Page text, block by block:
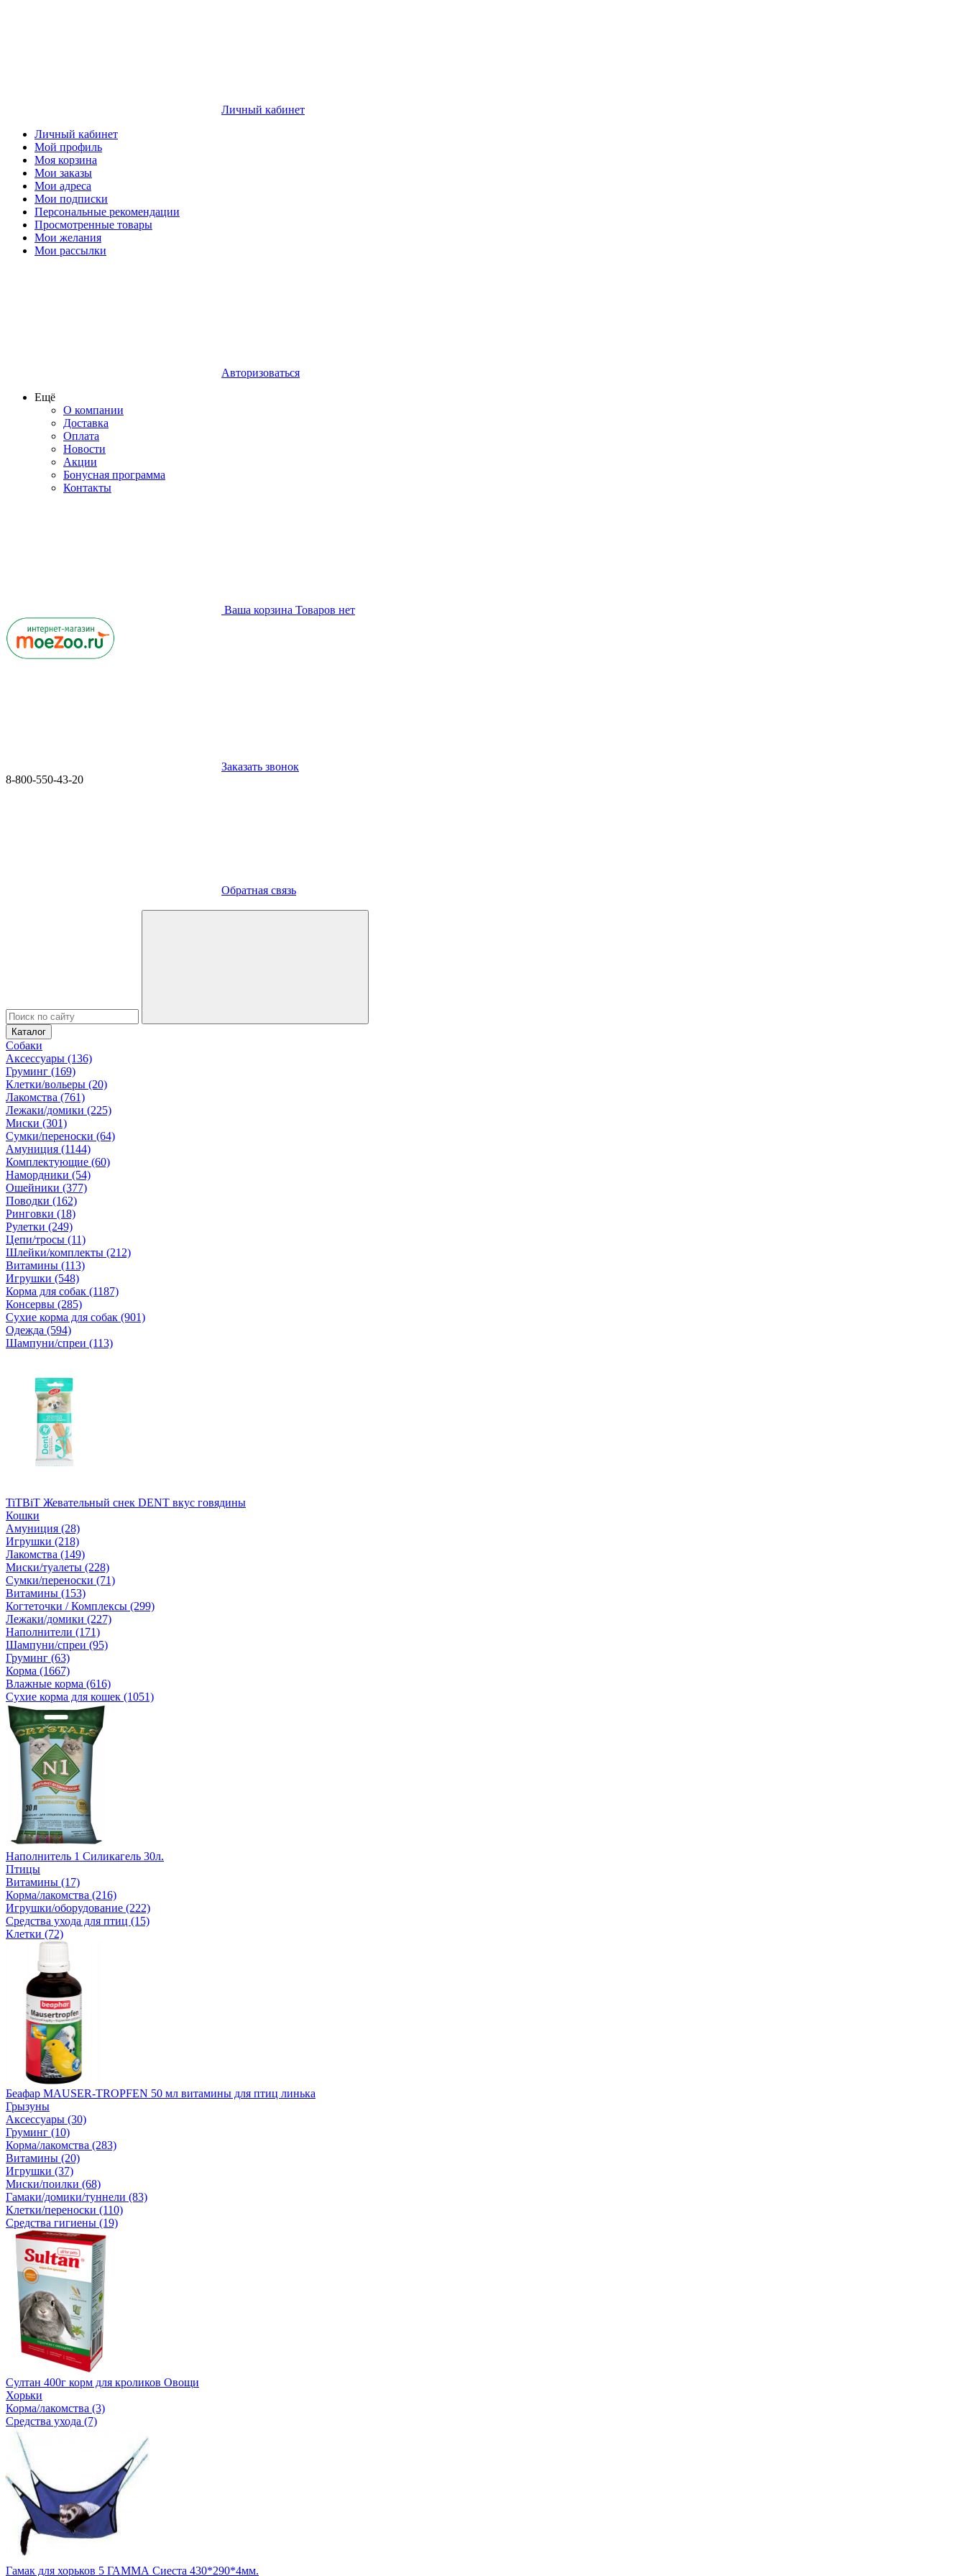
Личный кабинет
Личный кабинет
Мой профиль
Моя корзина
Мои заказы
Мои адреса
Мои подписки
Персональные рекомендации
Просмотренные товары
Мои желания
Мои рассылки
Авторизоваться
Ещё
О компании
Доставка
Оплата
Новости
Акции
Бонусная программа
Контакты
Ваша корзина Товаров нет
Заказать звонок
8-800-550-43-20
Обратная связь
Каталог
Собаки
Аксессуары (136)
Груминг (169)
Клетки/вольеры (20)
Лакомства (761)
Лежаки/домики (225)
Миски (301)
Сумки/переноски (64)
Амуниция (1144)
Комплектующие (60)
Намордники (54)
Ошейники (377)
Поводки (162)
Ринговки (18)
Рулетки (249)
Цепи/тросы (11)
Шлейки/комплекты (212)
Витамины (113)
Игрушки (548)
Корма для собак (1187)
Консервы (285)
Сухие корма для собак (901)
Одежда (594)
Шампуни/спреи (113)
TiTBiT Жевательный снек DENT вкус говядины
Кошки
Амуниция (28)
Игрушки (218)
Лакомства (149)
Миски/туалеты (228)
Сумки/переноски (71)
Витамины (153)
Когтеточки / Комплексы (299)
Лежаки/домики (227)
Наполнители (171)
Шампуни/спреи (95)
Груминг (63)
Корма (1667)
Влажные корма (616)
Сухие корма для кошек (1051)
Наполнитель 1 Силикагель 30л.
Птицы
Витамины (17)
Корма/лакомства (216)
Игрушки/оборудование (222)
Средства ухода для птиц (15)
Клетки (72)
Беафар MAUSER-TROPFEN 50 мл витамины для птиц линька
Грызуны
Аксессуары (30)
Груминг (10)
Корма/лакомства (283)
Витамины (20)
Игрушки (37)
Миски/поилки (68)
Гамаки/домики/туннели (83)
Клетки/переноски (110)
Средства гигиены (19)
Султан 400г корм для кроликов Овощи
Хорьки
Корма/лакомства (3)
Средства ухода (7)
Гамак для хорьков 5 ГАММА Сиеста 430*290*4мм.